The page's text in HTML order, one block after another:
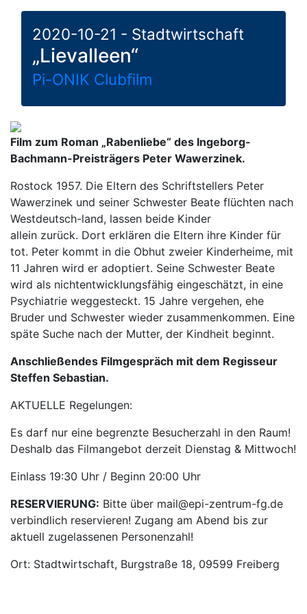
2020-10-21 - Stadtwirtschaft
„Lievalleen“
Pi-ONIK Clubfilm
Film zum Roman „Rabenliebe“ des Ingeborg-
Bachmann-Preisträgers Peter Wawerzinek.
Rostock 1957. Die Eltern des Schriftstellers Peter
Wawerzinek und seiner Schwester Beate flüchten nach
Westdeutsch-land, lassen beide Kinder
allein zurück. Dort erklären die Eltern ihre Kinder für
tot. Peter kommt in die Obhut zweier Kinderheime, mit
11 Jahren wird er adoptiert. Seine Schwester Beate
wird als nichtentwicklungsfähig eingeschätzt, in eine
Psychiatrie weggesteckt. 15 Jahre vergehen, ehe
Bruder und Schwester wieder zusammenkommen. Eine
späte Suche nach der Mutter, der Kindheit beginnt.
Anschließendes Filmgespräch mit dem Regisseur
Steffen Sebastian.
AKTUELLE Regelungen:
Es darf nur eine begrenzte Besucherzahl in den Raum!
Deshalb das Filmangebot derzeit Dienstag & Mittwoch!
Einlass 19:30 Uhr / Beginn 20:00 Uhr
RESERVIERUNG: Bitte über mail@epi-zentrum-fg.de
verbindlich reservieren! Zugang am Abend bis zur
aktuell zugelassenen Personenzahl!
Ort: Stadtwirtschaft, Burgstraße 18, 09599 Freiberg